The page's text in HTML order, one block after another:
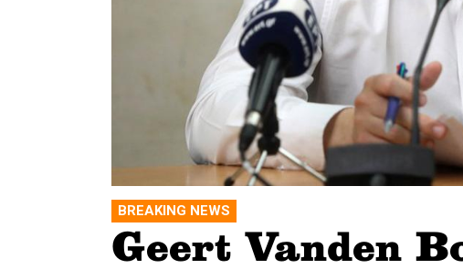
ΒREAKING NEWS
Geert Vanden